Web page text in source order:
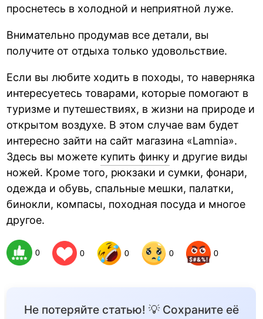
проснетесь в холодной и неприятной луже.
Внимательно продумав все детали, вы
получите от отдыха только удовольствие.
Если вы любите ходить в походы, то наверняка
интересуетесь товарами, которые помогают в
туризме и путешествиях, в жизни на природе и
открытом воздухе. В этом случае вам будет
интересно зайти на сайт магазина «Lamnia».
Здесь вы можете купить финку и другие виды
ножей. Кроме того, рюкзаки и сумки, фонари,
одежда и обувь, спальные мешки, палатки,
бинокли, компасы, походная посуда и многое
другое.
0 0 0 0 0
Не потеряйте статью! 💡 Сохраните её